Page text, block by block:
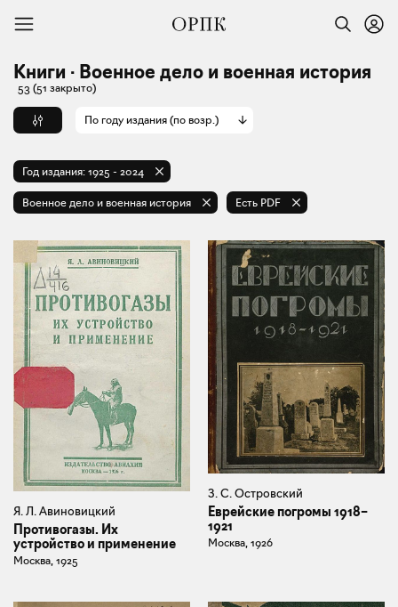
Книги · Военное дело и военная история
53 (51 закрыто)
По году издания (по возр.)
Год издания: 1925 - 2024
Военное дело и военная история Есть PDF
Я. Л. Авиновицкий
Противогазы. Их
устройство и применение
Москва, 1925
З. С. Островский
Еврейские погромы 1918–
1921
Москва, 1926